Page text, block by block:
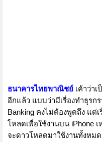
ธนาคารไทยพาณิชย์ เค้าว่าเ
อีกแล้ว แบบว่ามีเรื่องทำธุรกร
Banking คงไม่ต้องพูดถึง แต่
โหลดเพื่อใช้งานบน iPhone
จะดาวโหลดมาใช้งานทั้งหม